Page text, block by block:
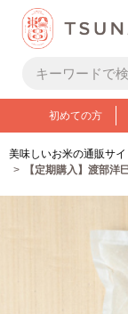
初めての方
美味しいお米の通販サイ
【定期購入】渡部